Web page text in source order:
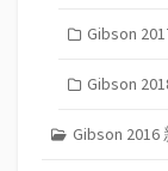
Gibson
Gibson
Gibson 2016